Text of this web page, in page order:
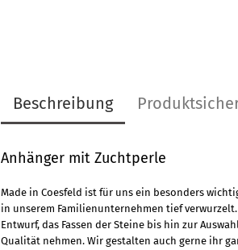
Beschreibung
Anhänger mit Zuchtperle
Made in Coesfeld ist für uns ein besonders
in unserem Familienunternehmen tief
Entwurf, das Fassen der Steine bis hin zur
Qualität nehmen. Wir gestalten auch gerne ihr